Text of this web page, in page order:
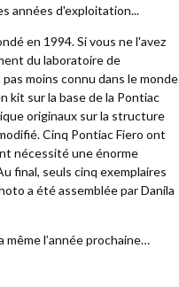
années d'exploitation...
en 1994. Si vous ne l'avez
du laboratoire de
moins connu dans le monde
kit sur la base de la Pontiac
originaux sur la structure
Cinq Pontiac Fiero ont
nécessité une énorme
final, seuls cinq exemplaires
a été assemblée par Danila
même l’année prochaine…